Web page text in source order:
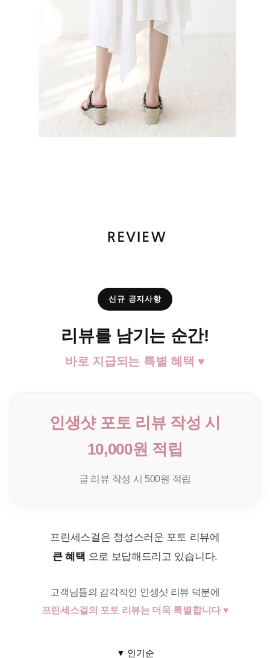
신규 공지사항
리뷰를 남기는 순간!
바로 지급되는 특별 혜택 ♥
인생샷 포토 리뷰 작성 시
10,000원 적립
글 리뷰 작성 시 500원 적립
프린세스걸은 정성스러운 포토 리뷰에
큰 혜택 으로 보답해드리고 있습니다.
고객님들의 감각적인 인생샷 리뷰 덕분에
프린세스걸의 포토 리뷰는 더욱 특별합니다 ♥
▼ 인기순